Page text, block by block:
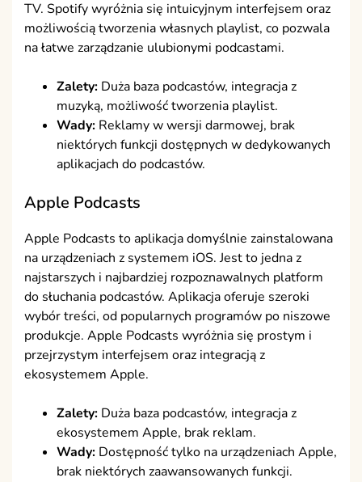
TV. Spotify wyróżnia się intuicyjnym interfejsem oraz
możliwością tworzenia własnych playlist, co pozwala
na łatwe zarządzanie ulubionymi podcastami.
Zalety: Duża baza podcastów, integracja z
muzyką, możliwość tworzenia playlist.
Wady: Reklamy w wersji darmowej, brak
niektórych funkcji dostępnych w dedykowanych
aplikacjach do podcastów.
Apple Podcasts
Apple Podcasts to aplikacja domyślnie zainstalowana
na urządzeniach z systemem iOS. Jest to jedna z
najstarszych i najbardziej rozpoznawalnych platform
do słuchania podcastów. Aplikacja oferuje szeroki
wybór treści, od popularnych programów po niszowe
produkcje. Apple Podcasts wyróżnia się prostym i
przejrzystym interfejsem oraz integracją z
ekosystemem Apple.
Zalety: Duża baza podcastów, integracja z
ekosystemem Apple, brak reklam.
Wady: Dostępność tylko na urządzeniach Apple,
brak niektórych zaawansowanych funkcji.